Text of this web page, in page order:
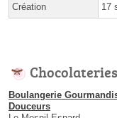
Création 17
Boulangerie
Douceurs